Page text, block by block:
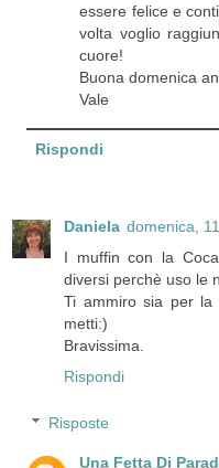
essere felice e
volta voglio
cuore!
Buona domenica
Vale
Rispondi
Daniela domenica,
I muffin con la
diversi perchè uso le
Ti ammiro sia per la
metti:)
Bravissima.
Rispondi
Risposte
Una Fetta Di